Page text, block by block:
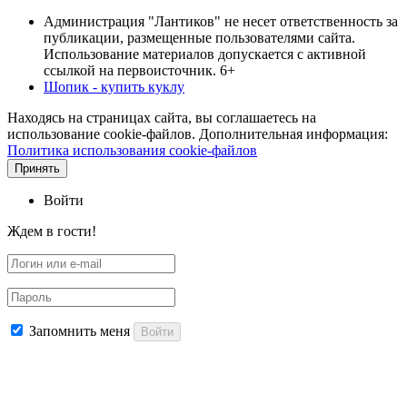
Администрация "Лантиков" не несет ответственность за
публикации, размещенные пользователями сайта.
Использование материалов допускается с активной
ссылкой на первоисточник. 6+
Шопик - купить куклу
Находясь на страницах сайта, вы соглашаетесь на
использование cookie-файлов. Дополнительная информация:
Политика использования cookie-файлов
Принять
Войти
Ждем в гости!
Запомнить меня Войти